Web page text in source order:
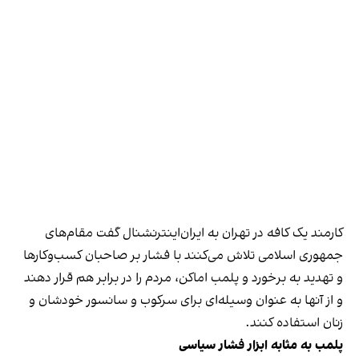
کارمند یک کافه در تهران به ایران‌اینترنشنال گفت مقام‌های
جمهوری اسلامی تلاش می‌کنند با فشار بر صاحبان کسب‌وکارها
و تهدید به برخورد و پلمب اماکن، مردم را در برابر هم قرار دهند
و از آنها به عنوان وسیله‌ای برای سرکوب و سانسور خودشان و
زنان استفاده کنند.
پلمب به مثابه ابزار فشار سیاسی